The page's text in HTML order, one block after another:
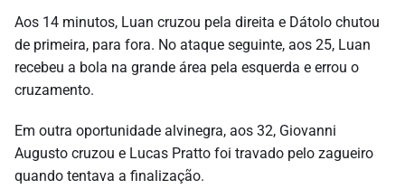
Aos 14 minutos, Luan cruzou pela direita e Dátolo chutou
de primeira, para fora. No ataque seguinte, aos 25, Luan
recebeu a bola na grande área pela esquerda e errou o
cruzamento.
Em outra oportunidade alvinegra, aos 32, Giovanni
Augusto cruzou e Lucas Pratto foi travado pelo zagueiro
quando tentava a finalização.